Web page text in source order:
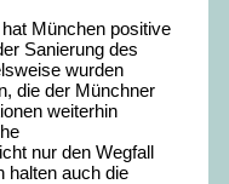
München positive
Sanierung des
wurden
die der Münchner
weiterhin
nur den Wegfall
halten auch die